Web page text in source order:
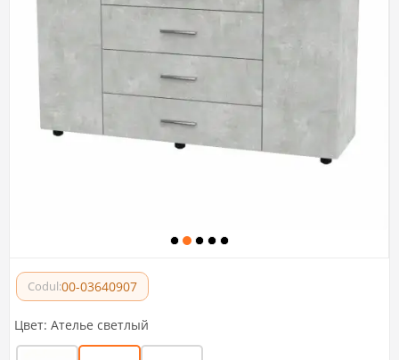
Codul:00-03640907
Цвет: Ателье светлый